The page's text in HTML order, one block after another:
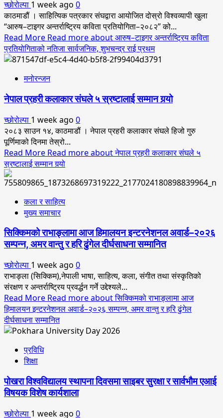
च्छोरोल्पा 1 week ago 0
काठमाडौं । साहित्यिक पत्रकार संघद्वारा आयोजित दोस्रो विश्वव्यापी खुला
“आरुष–टाइगर अन्तर्राष्ट्रिय कविता प्रतियोगिता–२०८२” को...
Read More Read more about आरुष–टाइगर अन्तर्राष्ट्रिय कविता
प्रतियोगिताको नतिजा सार्वजनिक, शुभचन्द्र राई प्रथम
मनोरन्जन
नेपाल प्रहरी कलाकार संघले ५ स्रष्टालाई सम्मान गर्‍यो
च्छोरोल्पा 1 week ago 0
२०८३ साउन १४, काठमाडौं । नेपाल प्रहरी कलाकार संघले हिजो गुरु
पूर्णिमाको दिनमा तेस्रो...
Read More Read more about नेपाल प्रहरी कलाकार संघले ५
स्रष्टालाई सम्मान गर्‍यो
कला र साहित्य
मुख्य समाचार
सिक्किमको राभाङ्लामा आज हिमालयन इन्टरनेशनल अवार्ड–२०२६
सम्पन्न, अमर वान्तु र हरि ढुंगेल दीर्घसाधना सम्मानित
च्छोरोल्पा 1 week ago 0
राभाङ्ला (सिक्किम),नेपाली भाषा, साहित्य, कला, संगीत तथा संस्कृतिको
संरक्षण र अन्तर्राष्ट्रिय प्रवर्द्धन गर्ने उद्देश्यले...
Read More Read more about सिक्किमको राभाङ्लामा आज
हिमालयन इन्टरनेशनल अवार्ड–२०२६ सम्पन्न, अमर वान्तु र हरि ढुंगेल
दीर्घसाधना सम्मानित
प्रविधि
शिक्षा
पोखरा विश्वविद्यालय स्थापना दिवसमा साइबर सुरक्षा र सार्वभौम एआई
विषयक विशेष कार्यशाला
च्छोरोल्पा 1 week ago 0